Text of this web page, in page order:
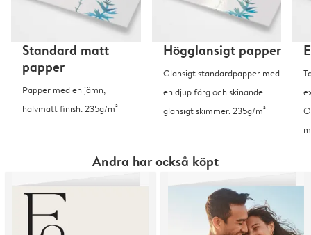
Standard matt
papper
Papper med en jämn,
halvmatt finish. 235g/m²
Högglansigt papper
Glansigt standardpapper med
en djup färg och skinande
glansigt skimmer. 235g/m²
Andra har också köpt